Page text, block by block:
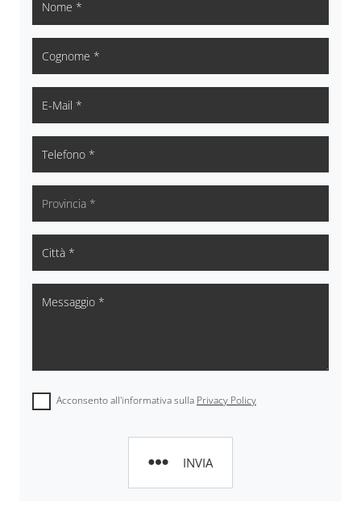
Acconsento all'informativa sulla Privacy Policy
INVIA